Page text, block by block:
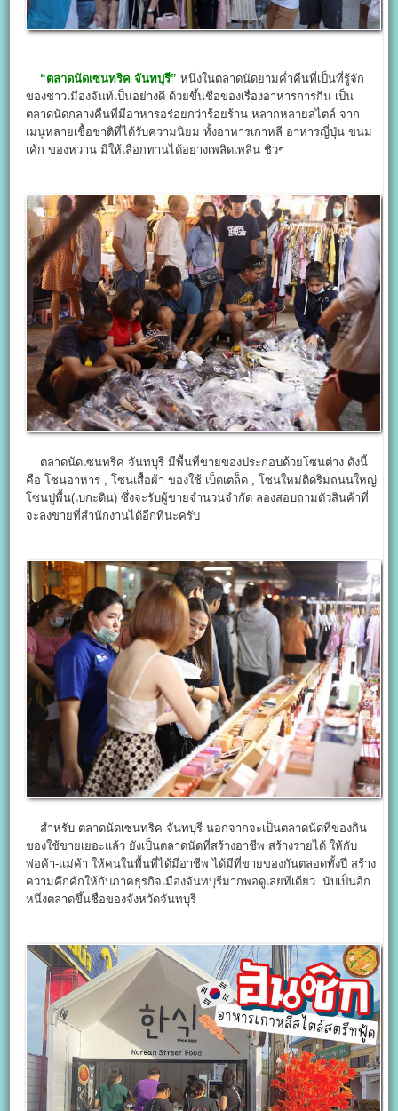
“ตลาดนัดเซนทริค จันทบุรี” หนึ่งในตลาดนัดยามค่ำคืนที่เป็นที่รู้จัก
ของชาวเมืองจันท์เป็นอย่างดี ด้วยขึ้นชื่อของเรื่องอาหารการกิน เป็น
ตลาดนัดกลางคืนที่มีอาหารอร่อยกว่าร้อยร้าน หลากหลายสไตล์ จาก
เมนูหลายเชื้อชาติที่ได้รับความนิยม ทั้งอาหารเกาหลี อาหารญี่ปุ่น ขนม
เค้ก ของหวาน มีให้เลือกทานได้อย่างเพลิดเพลิน ชิวๆ
ตลาดนัดเซนทริค จันทบุรี มีพื้นที่ขายของประกอบด้วยโซนต่าง ดังนี้
คือ โซนอาหาร , โซนเสื้อผ้า ของใช้ เบ็ดเตล็ด , โซนใหม่ติดริมถนนใหญ่
โซนปูพื้น(เบกะดิน) ซึ่งจะรับผู้ขายจำนวนจำกัด ลองสอบถามตัวสินค้าที่
จะลงขายที่สำนักงานได้อีกทีนะครับ
สำหรับ ตลาดนัดเซนทริค จันทบุรี นอกจากจะเป็นตลาดนัดที่ของกิน-
ของใช้ขายเยอะแล้ว ยังเป็นตลาดนัดที่สร้างอาชีพ สร้างรายได้ ให้กับ
พ่อค้า-แม่ค้า ให้คนในพื้นที่ได้มีอาชีพ ได้มีที่ขายของกันตลอดทั้งปี สร้าง
ความคึกคักให้กับภาคธุรกิจเมืองจันทบุรีมากพอดูเลยทีเดียว นับเป็นอีก
หนึ่งตลาดขึ้นชื่อของจังหวัดจันทบุรี